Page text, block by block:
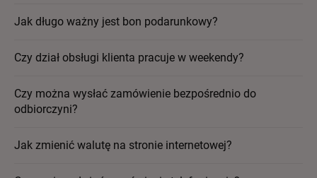
Jak długo ważny jest bon podarunkowy?
Czy dział obsługi klienta pracuje w weekendy?
Czy można wysłać zamówienie bezpośrednio do
odbiorczyni?
Jak zmienić walutę na stronie internetowej?